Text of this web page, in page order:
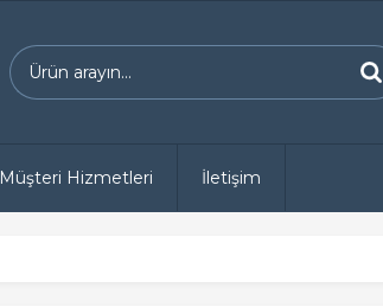
Müşteri Hizmetleri İletişim